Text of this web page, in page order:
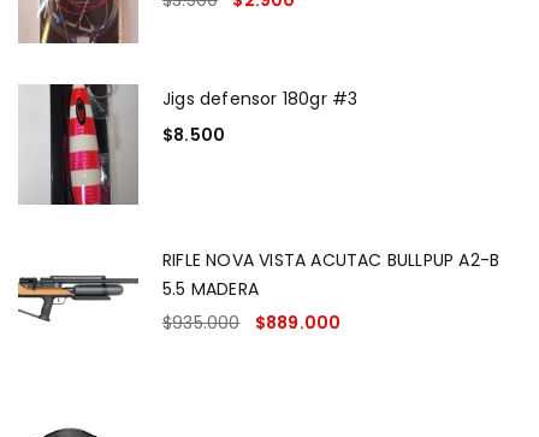
Jigs defensor 180gr #3
$8.500
RIFLE NOVA VISTA ACUTAC BULLPUP A2-B
5.5 MADERA
$935.000 $889.000